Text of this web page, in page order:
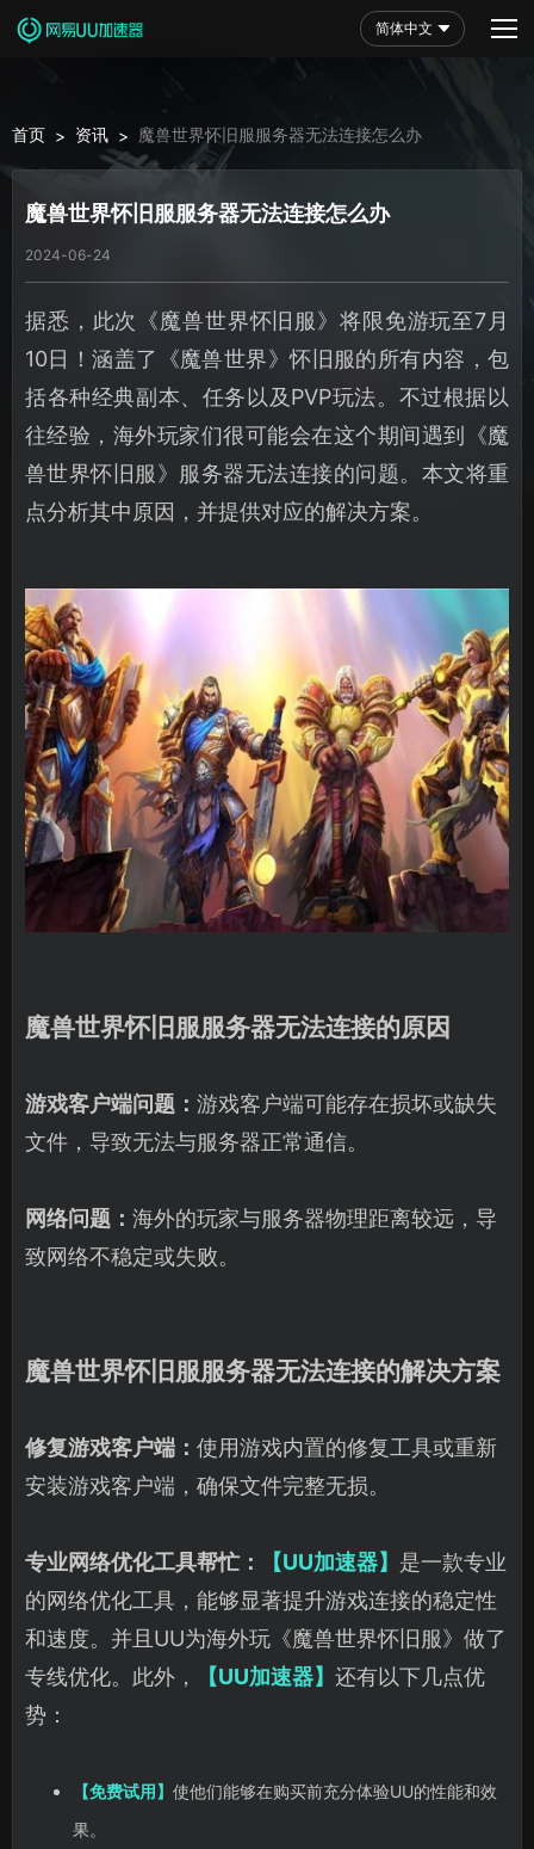
简体中文
首页 > 资讯 > 魔兽世界怀旧服服务器无法连接怎么办
魔兽世界怀旧服服务器无法连接怎么办
2024-06-24
据悉，此次《魔兽世界怀旧服》将限免游玩至7月
10日！涵盖了《魔兽世界》怀旧服的所有内容，包
括各种经典副本、任务以及PVP玩法。不过根据以
往经验，海外玩家们很可能会在这个期间遇到《魔
兽世界怀旧服》服务器无法连接的问题。本文将重
点分析其中原因，并提供对应的解决方案。
魔兽世界怀旧服服务器无法连接的原因
游戏客户端问题： 游戏客户端可能存在损坏或缺失
文件，导致无法与服务器正常通信。
网络问题： 海外的玩家与服务器物理距离较远，导
致网络不稳定或失败。
魔兽世界怀旧服服务器无法连接的解决方案
修复游戏客户端： 使用游戏内置的修复工具或重新
安装游戏客户端，确保文件完整无损。
专业网络优化工具帮忙： 【UU加速器】 是一款专业
的网络优化工具，能够显著提升游戏连接的稳定性
和速度。并且UU为海外玩《魔兽世界怀旧服》做了
专线优化。此外，
【UU加速器】 还有以下几点优
势：
【免费试用】 使他们能够在购买前充分体验UU的性能和效
果。